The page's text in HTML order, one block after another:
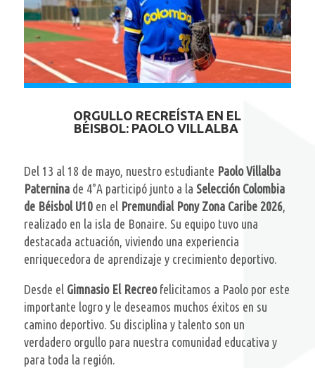
ORGULLO RECREÍSTA EN EL
BÉISBOL: PAOLO VILLALBA
Del 13 al 18 de mayo, nuestro estudiante Paolo Villalba
Paterninade 4°A participó junto a la Selección Colombia
de Béisbol U10en el Premundial Pony Zona Caribe 2026,
realizado en la isla de Bonaire. Su equipo tuvo una
destacada actuación, viviendo una experiencia
enriquecedora de aprendizaje y crecimiento deportivo.
Desde el Gimnasio El Recreofelicitamos a Paolo por este
importante logro y le deseamos muchos éxitos en su
camino deportivo. Su disciplina y talento son un
verdadero orgullo para nuestra comunidad educativa y
para toda la región.